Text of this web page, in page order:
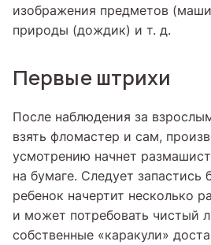
изображения предметов
природы (дождик) и т. д.
Первые штрихи
После наблюдения за
взять фломастер и сам,
усмотрению начнет
на бумаге. Следует запастись
ребенок начертит несколько
и может потребовать чистый
собственные «каракули»